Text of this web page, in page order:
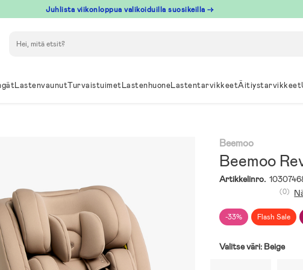
Juhlista viikonloppua valikoiduilla suosikeilla →
LastenvaunutTurvaistuimetLastenhuoneLastentarvikkeetÄitiystarvikkeet
Beemoo
Beemoo
Artikkelinro.
-33% Flash Sale
(0)
Valitse väri: Beige